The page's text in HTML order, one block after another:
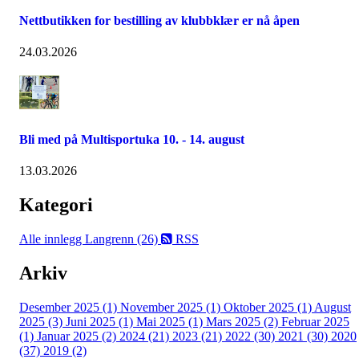
Nettbutikken for bestilling av klubbklær er nå åpen
24.03.2026
Bli med på Multisportuka 10. - 14. august
13.03.2026
Kategori
Alle innlegg Langrenn (26) RSS
Arkiv
Desember 2025 (1) November 2025 (1) Oktober 2025 (1) August
2025 (3) Juni 2025 (1) Mai 2025 (1) Mars 2025 (2) Februar 2025
(1) Januar 2025 (2) 2024 (21) 2023 (21) 2022 (30) 2021 (30) 2020
(37) 2019 (2)